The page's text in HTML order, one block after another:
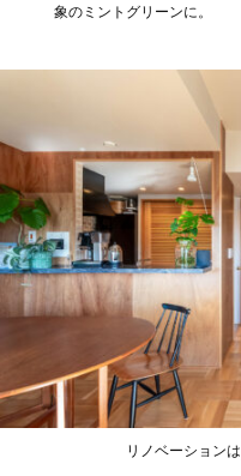
象のミントグリーンに。
リノベーションは